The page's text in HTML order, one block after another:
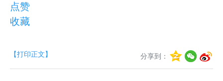
点赞
收藏
分享到：
【打印正文】